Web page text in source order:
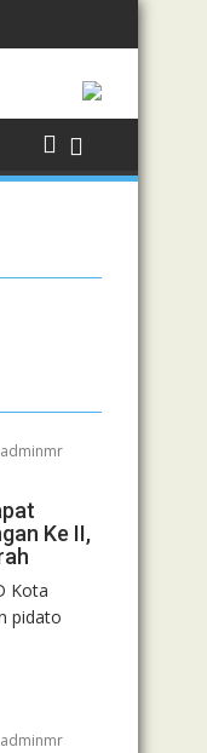
PANGANGotong
adminmr
Ke II,
Kota
pidato
adminmr